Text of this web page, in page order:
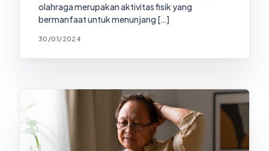
olahraga merupakan aktivitas fisik yang
bermanfaat untuk menunjang […]
30/01/2024